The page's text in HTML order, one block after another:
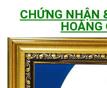
CHỨNG NHẬN
HOÀNG